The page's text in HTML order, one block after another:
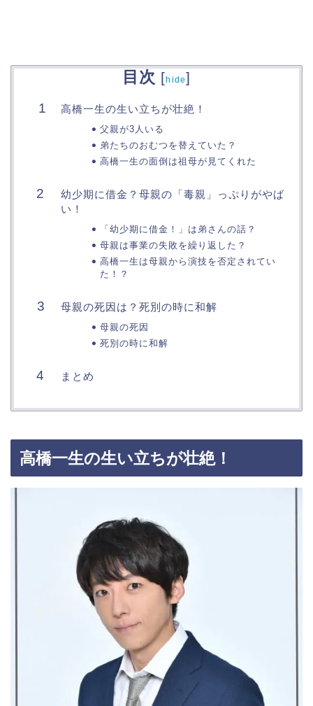
目次 [hide]
高橋一生の生い立ちが壮絶！
父親が3人いる
弟たちのおむつを替えていた？
高橋一生の面倒は祖母が見てくれた
幼少期に借金？母親の「毒親」っぷりがやば
い！
「幼少期に借金！」は弟さんの話？
母親は事業の失敗を繰り返した？
高橋一生は母親から演技を否定されてい
た！？
母親の死因は？死別の時に和解
母親の死因
死別の時に和解
まとめ
高橋一生の生い立ちが壮絶！